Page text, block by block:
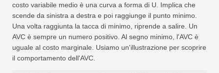
costo variabile medio è una curva a forma di U. Implica che
scende da sinistra a destra e poi raggiunge il punto minimo.
Una volta raggiunta la tacca di minimo, riprende a salire. Un
AVC è sempre un numero positivo. Al segno minimo, l'AVC è
uguale al costo marginale. Usiamo un'illustrazione per scoprire
il comportamento dell'AVC.